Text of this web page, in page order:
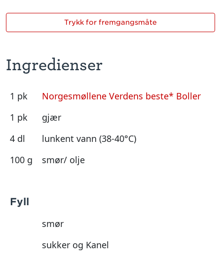
Ingredienser
1 pk
Norgesmøllene Verdens beste* Boller
1 pk
gjær
4 dl
lunkent vann (38-40°C)
100 g
smør/ olje
Fyll
smør
sukker og Kanel
Trykk for fremgangsmåte